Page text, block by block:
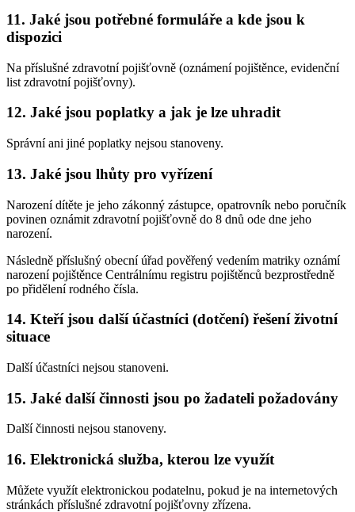
11. Jaké jsou potřebné formuláře a kde jsou k
dispozici
Na příslušné zdravotní pojišťovně (oznámení pojištěnce, evidenční
list zdravotní pojišťovny).
12. Jaké jsou poplatky a jak je lze uhradit
Správní ani jiné poplatky nejsou stanoveny.
13. Jaké jsou lhůty pro vyřízení
Narození dítěte je jeho zákonný zástupce, opatrovník nebo poručník
povinen oznámit zdravotní pojišťovně do 8 dnů ode dne jeho
narození.
Následně příslušný obecní úřad pověřený vedením matriky oznámí
narození pojištěnce Centrálnímu registru pojištěnců bezprostředně
po přidělení rodného čísla.
14. Kteří jsou další účastníci (dotčení) řešení životní
situace
Další účastníci nejsou stanoveni.
15. Jaké další činnosti jsou po žadateli požadovány
Další činnosti nejsou stanoveny.
16. Elektronická služba, kterou lze využít
Můžete využít elektronickou podatelnu, pokud je na internetových
stránkách příslušné zdravotní pojišťovny zřízena.